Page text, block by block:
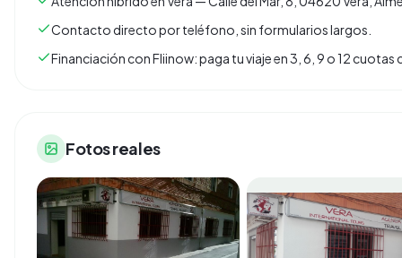
Contacto directo por teléfono, sin formularios largos.
Financiación con Fliinow: paga tu viaje en 3, 6, 9 o 12
Fotos reales